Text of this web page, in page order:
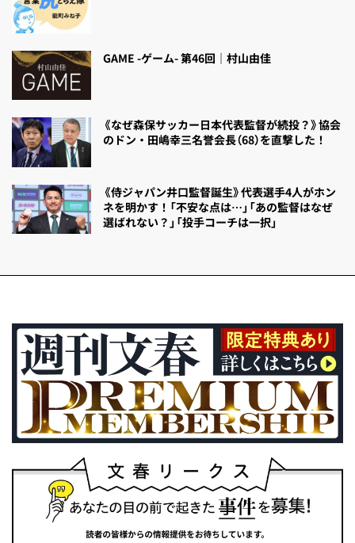
GAME -ゲーム- 第46回｜村山由佳
《なぜ森保サッカー日本代表監督が続投？》協会
のドン・田嶋幸三名誉会長（68）を直撃した！
《侍ジャパン井口監督誕生》代表選手4人がホン
ネを明かす！「不安な点は…」「あの監督はなぜ
選ばれない？」「投手コーチは一択」